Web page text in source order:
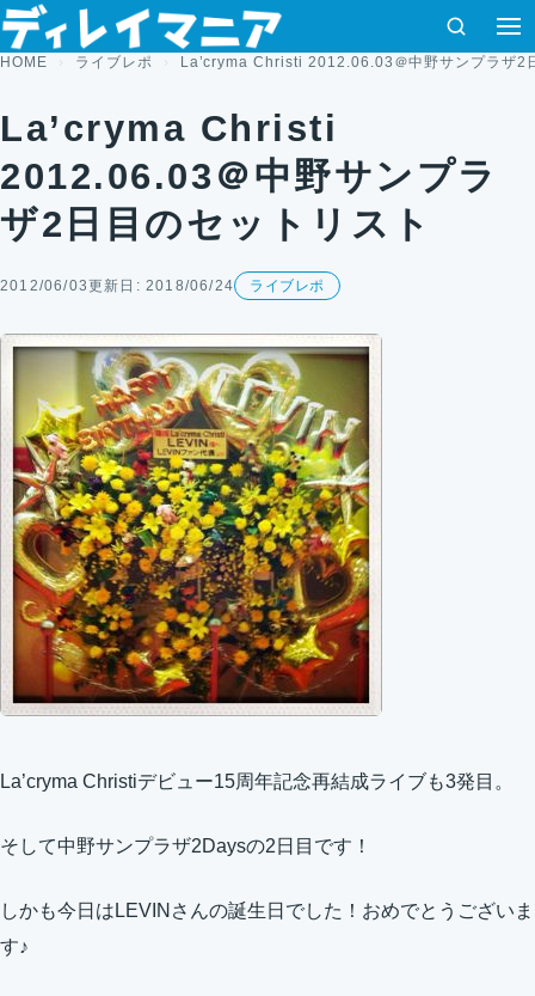
コンテンツへスキップ
検索
HOME ライブレポ La’cryma Christi 2012.06.03＠中野サンプラザ2
La’cryma Christi
2012.06.03＠中野サンプラ
ザ2日目のセットリスト
2012/06/03更新日: 2018/06/24 ライブレポ
La’cryma Christiデビュー15周年記念再結成ライブも3発目。
そして中野サンプラザ2Daysの2日目です！
しかも今日はLEVINさんの誕生日でした！おめでとうございま
す♪